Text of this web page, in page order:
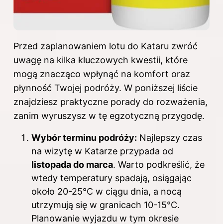
Przed zaplanowaniem lotu do Kataru zwróć
uwagę na kilka kluczowych kwestii, które
mogą znacząco wpłynąć na komfort oraz
płynność Twojej podróży. W poniższej liście
znajdziesz praktyczne porady do rozważenia,
zanim wyruszysz w tę egzotyczną przygodę.
Wybór terminu podróży: Najlepszy czas
na wizytę w Katarze przypada od
listopada do marca. Warto podkreślić, że
wtedy temperatury spadają, osiągając
około 20-25°C w ciągu dnia, a nocą
utrzymują się w granicach 10-15°C.
Planowanie wyjazdu w tym okresie